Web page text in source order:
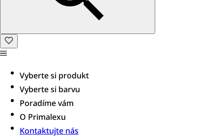
Vyberte si produkt
Vyberte si barvu
Poradíme vám​
O Primalexu
Kontaktujte nás